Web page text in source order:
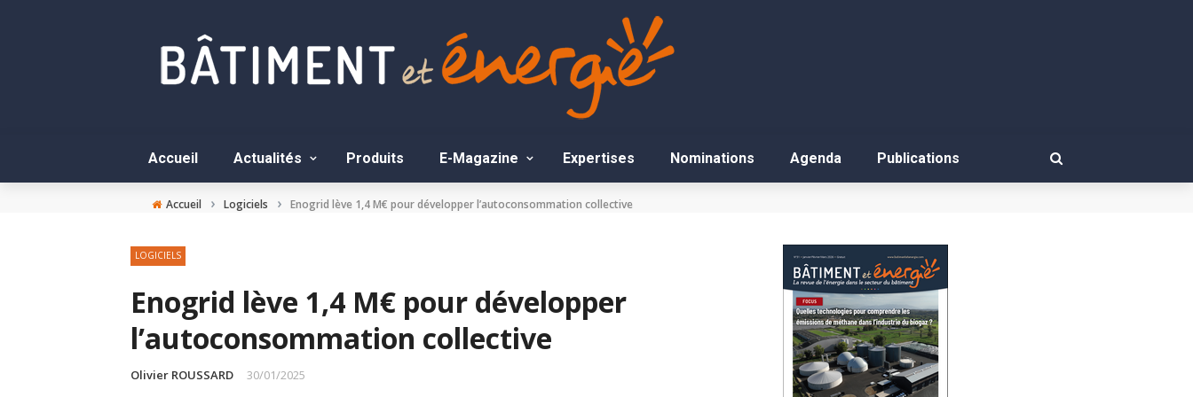
Accueil Actualités Produits E-Magazine Expertises Nominations Agenda Publications
Accueil › Logiciels › Enogrid lève 1,4 M€ pour développer l’autoconsommation collective
LOGICIELS
Enogrid lève 1,4 M€ pour développer
l’autoconsommation collective
Olivier ROUSSARD 30/01/2025